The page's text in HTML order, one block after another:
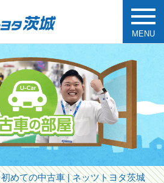
MENU
初めての中古車 | ネッツトヨタ茨城